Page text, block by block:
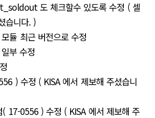
도 체크할수 있도록 수정 ( 셀
습니다. )
듈 최근 버전으로 수정
부 수정
) 수정 ( KISA 에서 제보해 주셨습니
( 17-0556 ) 수정 ( KISA 에서 제보해 주